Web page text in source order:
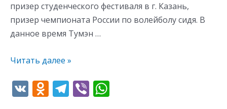
призер студенческого фестиваля в г. Казань,
призер чемпионата России по волейболу сидя. В
данное время Тумэн …
Читать далее »
V O T Vi